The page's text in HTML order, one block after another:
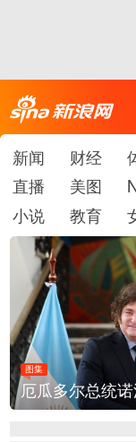
新闻 财经
直播
美图
小说
教育
莱